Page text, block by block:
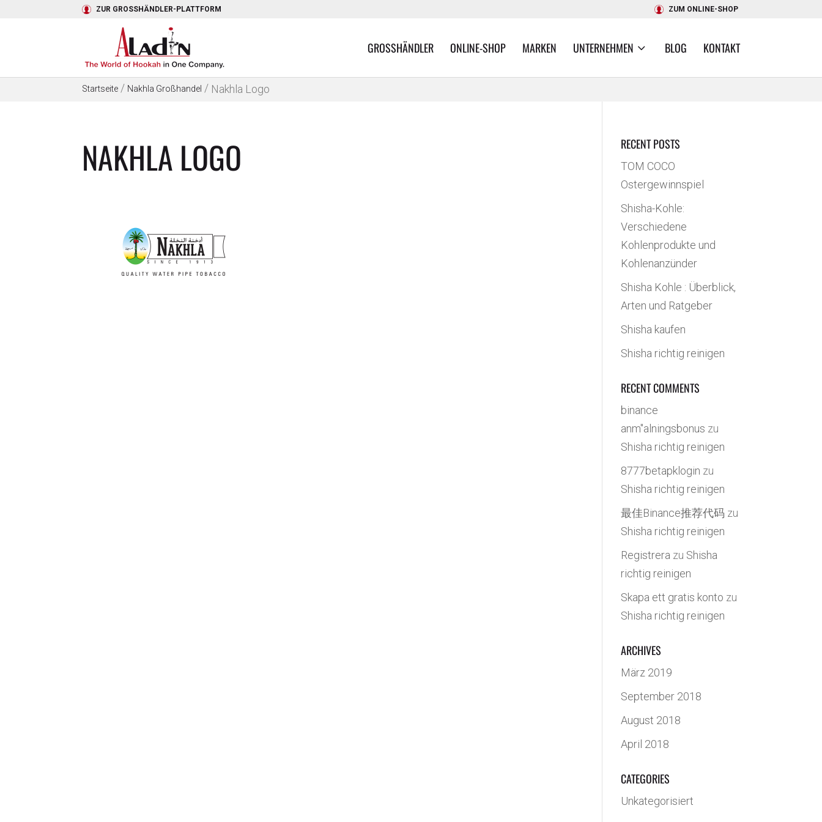
ZUR GROSSHÄNDLER-PLATTFORM ZUM ONLINE-SHOP
GROSSHÄNDLER ONLINE-SHOP MARKEN UNTERNEHMEN BLOG KONTAKT
Startseite / Nakhla Großhandel / Nakhla Logo
NAKHLA LOGO RECENT POSTS
TOM COCO
Ostergewinnspiel
Shisha-Kohle:
Verschiedene
Kohlenprodukte und
Kohlenanzünder
Shisha Kohle : Überblick,
Arten und Ratgeber
Shisha kaufen
Shisha richtig reinigen
RECENT COMMENTS
binance
anm"alningsbonus zu
Shisha richtig reinigen
8777betapklogin zu
Shisha richtig reinigen
最佳Binance推荐代码 zu
Shisha richtig reinigen
Registrera zu Shisha
richtig reinigen
Skapa ett gratis konto zu
Shisha richtig reinigen
ARCHIVES
März 2019
September 2018
August 2018
April 2018
CATEGORIES
Unkategorisiert